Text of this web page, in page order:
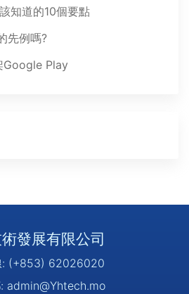
知道的10個要點
先例嗎?
Google Play
發展有限公司
: (+853) 62026020
admin@Yhtech.mo